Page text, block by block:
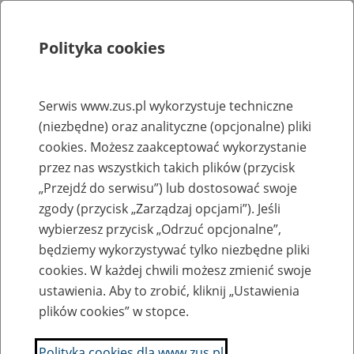
Sprawozdania finansowe ZUS
Archiwum
Rachunek zysków i strat wg stanu na dzień 30
września 2025 r.
Utworzył/Odpowiada: DRA - 12.03.2025 r., godz. 14:47
Udostępnił: Anna Borowska - GPR - 12.03.2025 r., godz. 14:59
Rachunek zysków i strat wg stanu na dzień 30
Polityka cookies
Serwis www.zus.pl wykorzystuje techniczne
(niezbędne) oraz analityczne (opcjonalne) pliki
cookies. Możesz zaakceptować wykorzystanie
przez nas wszystkich takich plików (przycisk
„Przejdź do serwisu”) lub dostosować swoje
zgody (przycisk „Zarządzaj opcjami”). Jeśli
wybierzesz przycisk „Odrzuć opcjonalne”,
będziemy wykorzystywać tylko niezbędne pliki
cookies. W każdej chwili możesz zmienić swoje
ustawienia. Aby to zrobić, kliknij „Ustawienia
plików cookies” w stopce.